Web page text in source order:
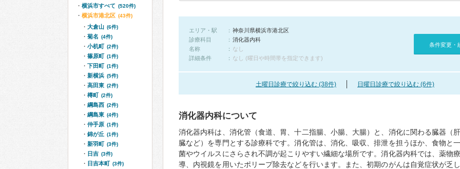
エリア・駅
神奈川県横浜市港北区
診療科目
消化器内科
名称
なし
詳細条件
なし (曜日や時間帯を指定できます)
条件変更・
土曜日診療で絞り込む (38件) 日曜日診療で絞り込む (6件)
消化器内科について
消化器内科は、消化管（食道、胃、十二指腸、小腸、大腸）と、消化に関わる臓器（
臓など）を専門とする診療科です。消化管は、消化、吸収、排泄を担うほか、食物と
菌やウイルスにさらされ不調が起こりやすい繊細な場所です。消化器内科では、薬物
導、内視鏡を用いたポリープ除去などを行います。また、初期のがんは自覚症状が乏
横浜市すべて (520件)
横浜市港北区 (43件)
大倉山 (6件)
菊名 (4件)
小机町 (2件)
篠原町 (1件)
下田町 (1件)
新横浜 (5件)
高田東 (2件)
樽町 (2件)
綱島西 (2件)
綱島東 (4件)
仲手原 (1件)
錦が丘 (1件)
新羽町 (3件)
日吉 (3件)
日吉本町 (3件)